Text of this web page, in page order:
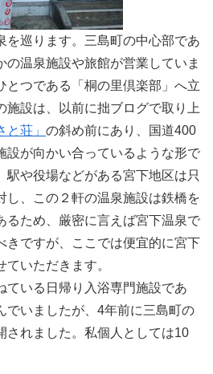
を巡ります。三島町の中心部であ
の温泉施設や旅館が営業していま
とつである「桐の里倶楽部」へ立
施設は、以前に拙ブログで取り上
と荘」 の斜め前にあり、国道400
設が向かい合っているような形で
駅や役場などがある宮下地区は只
し、この２軒の温泉施設は鉄橋を
るため、厳密に言えば宮下温泉で
きですが、ここでは便宜的に宮下
いただきます。
ている日帰り入浴専門施設であ
でいましたが、4年前に三島町の
されました。私個人としては10